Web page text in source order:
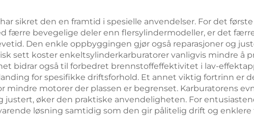
sikret den en framtid i spesielle anvendelser. For det
færre bevegelige deler enn flersylindermodeller, er det
Den enkle oppbyggingen gjør også reparasjoner og
sett koster enkeltsylinderkarburatorer vanligvis mindre å
bidrar også til forbedret brennstoffeffektivitet i lav-
for spesifikke driftsforhold. Et annet viktig fortrinn er
motorer der plassen er begrenset. Karburatorens
øker den praktiske anvendeligheten. For
løsning samtidig som den gir pålitelig drift og enklere